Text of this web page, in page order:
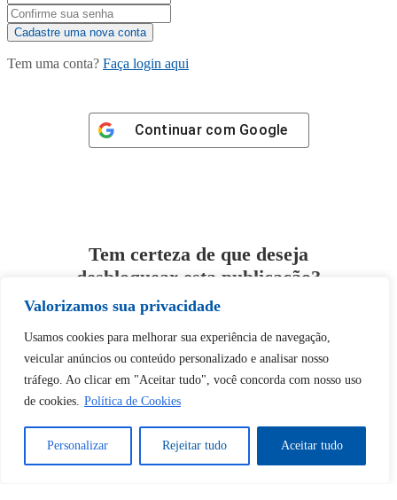
Valorizamos sua privacidade
Usamos cookies para melhorar sua experiência de navegação,
veicular anúncios ou conteúdo personalizado e analisar nosso
tráfego. Ao clicar em "Aceitar tudo", você concorda com nosso uso
de cookies. Política de Cookies
Personalizar Rejeitar tudo Aceitar tudo
Tem uma conta? Faça login aqui
Continuar com Google
Tem certeza de que deseja
desbloquear esta publicação?
Desbloquear esquerda : 0
Sim Não